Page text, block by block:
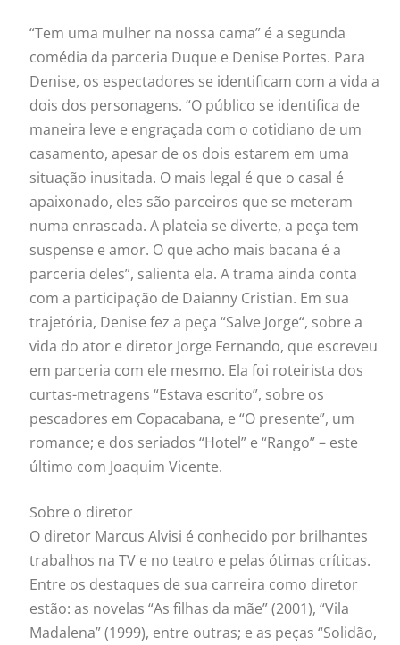
“Tem uma mulher na nossa cama” é a segunda
comédia da parceria Duque e Denise Portes. Para
Denise, os espectadores se identificam com a vida a
dois dos personagens. “O público se identifica de
maneira leve e engraçada com o cotidiano de um
casamento, apesar de os dois estarem em uma
situação inusitada. O mais legal é que o casal é
apaixonado, eles são parceiros que se meteram
numa enrascada. A plateia se diverte, a peça tem
suspense e amor. O que acho mais bacana é a
parceria deles”, salienta ela. A trama ainda conta
com a participação de Daianny Cristian. Em sua
trajetória, Denise fez a peça “Salve Jorge“, sobre a
vida do ator e diretor Jorge Fernando, que escreveu
em parceria com ele mesmo. Ela foi roteirista dos
curtas-metragens “Estava escrito”, sobre os
pescadores em Copacabana, e “O presente”, um
romance; e dos seriados “Hotel” e “Rango” – este
último com Joaquim Vicente.
Sobre o diretor
O diretor Marcus Alvisi é conhecido por brilhantes
trabalhos na TV e no teatro e pelas ótimas críticas.
Entre os destaques de sua carreira como diretor
estão: as novelas “As filhas da mãe” (2001), “Vila
Madalena” (1999), entre outras; e as peças “Solidão,